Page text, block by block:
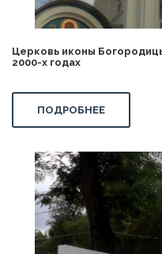
Церковь иконы
2000-х годах
ПОДРОБНЕЕ